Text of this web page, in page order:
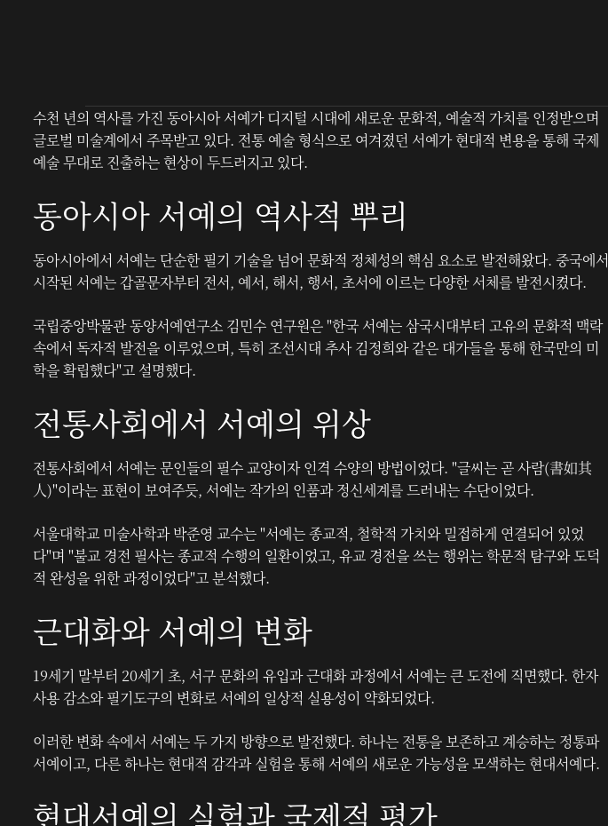
수천 년의 역사를 가진 동아시아 서예가 디지털 시대에 새로운 문화적, 예술적 가치를 인정받으며
글로벌 미술계에서 주목받고 있다. 전통 예술 형식으로 여겨졌던 서예가 현대적 변용을 통해 국제
예술 무대로 진출하는 현상이 두드러지고 있다.
동아시아 서예의 역사적 뿌리
동아시아에서 서예는 단순한 필기 기술을 넘어 문화적 정체성의 핵심 요소로 발전해왔다. 중국에서
시작된 서예는 갑골문자부터 전서, 예서, 해서, 행서, 초서에 이르는 다양한 서체를 발전시켰다.
국립중앙박물관 동양서예연구소 김민수 연구원은 "한국 서예는 삼국시대부터 고유의 문화적 맥락
속에서 독자적 발전을 이루었으며, 특히 조선시대 추사 김정희와 같은 대가들을 통해 한국만의 미
학을 확립했다"고 설명했다.
전통사회에서 서예의 위상
전통사회에서 서예는 문인들의 필수 교양이자 인격 수양의 방법이었다. "글씨는 곧 사람(書如其
人)"이라는 표현이 보여주듯, 서예는 작가의 인품과 정신세계를 드러내는 수단이었다.
서울대학교 미술사학과 박준영 교수는 "서예는 종교적, 철학적 가치와 밀접하게 연결되어 있었
다"며 "불교 경전 필사는 종교적 수행의 일환이었고, 유교 경전을 쓰는 행위는 학문적 탐구와 도덕
적 완성을 위한 과정이었다"고 분석했다.
근대화와 서예의 변화
19세기 말부터 20세기 초, 서구 문화의 유입과 근대화 과정에서 서예는 큰 도전에 직면했다. 한자
사용 감소와 필기도구의 변화로 서예의 일상적 실용성이 약화되었다.
이러한 변화 속에서 서예는 두 가지 방향으로 발전했다. 하나는 전통을 보존하고 계승하는 정통파
서예이고, 다른 하나는 현대적 감각과 실험을 통해 서예의 새로운 가능성을 모색하는 현대서예다.
현대서예의 실험과 국제적 평가